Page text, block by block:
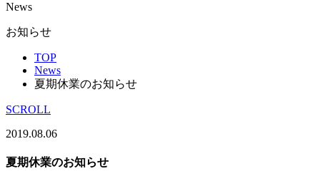
News
お知らせ
TOP
News
夏期休業のお知らせ
SCROLL
2019.08.06
夏期休業のお知らせ